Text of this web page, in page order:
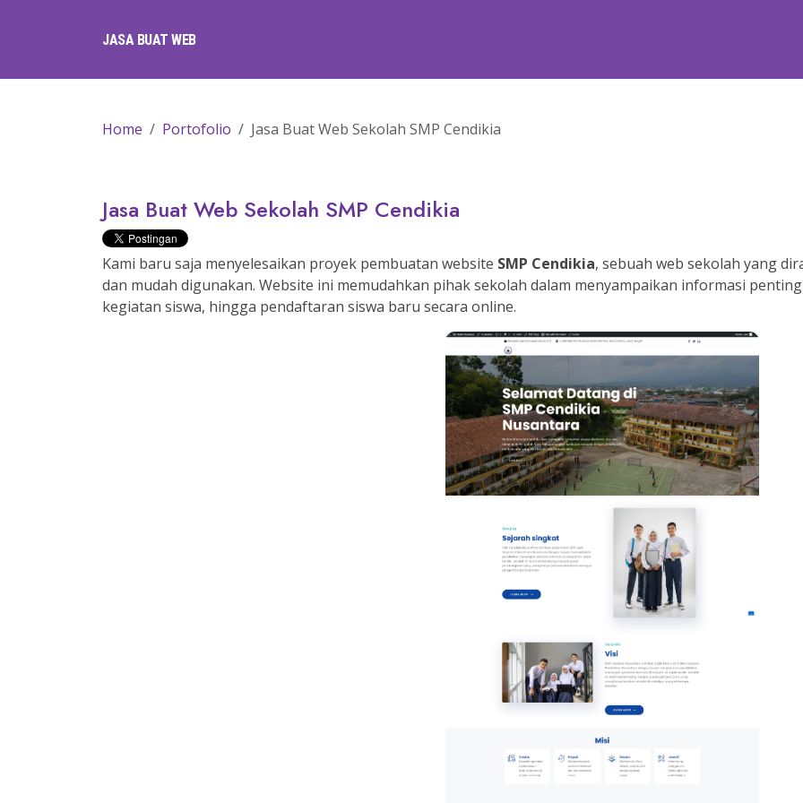
JASA BUAT WEB
Home Portofolio Jasa Buat Web Sekolah SMP Cendikia
Jasa Buat Web Sekolah SMP Cendikia
Kami baru saja menyelesaikan proyek pembuatan website SMP Cendikia, sebuah web sekolah yang
dan mudah digunakan. Website ini memudahkan pihak sekolah dalam menyampaikan informasi
kegiatan siswa, hingga pendaftaran siswa baru secara online.